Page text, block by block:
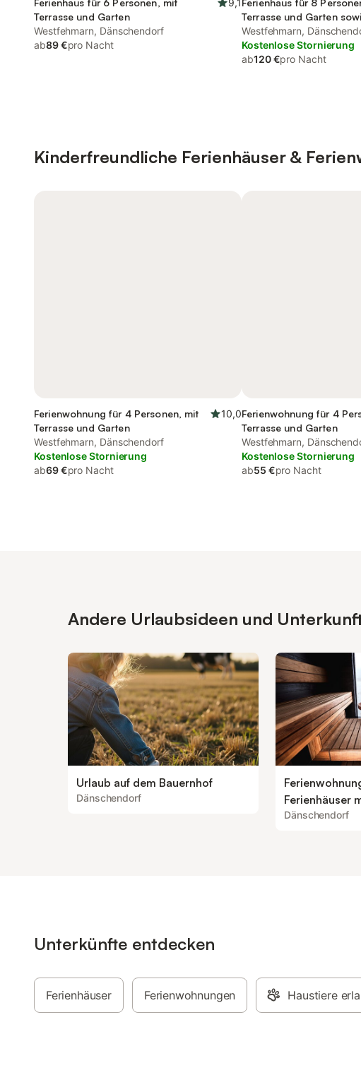
Ferienhaus für 6 Personen, mit
Terrasse und Garten
9,1
Westfehmarn, Dänschendorf
ab89 €pro Nacht
Ferienhaus für 8
Terrasse und Garten
Westfehmarn,
Kostenlose Stornierung
ab120 €pro Nacht
Kinderfreundliche Ferienhäuser &
Ferienwohnung für 4 Personen, mit
Terrasse und Garten
10,0
Westfehmarn, Dänschendorf
Kostenlose Stornierung
ab69 €pro Nacht
Ferienwohnung für 4
Terrasse und Garten
Westfehmarn,
Kostenlose Stornierung
ab55 €pro Nacht
Andere Urlaubsideen und
Urlaub auf dem Bauernhof
Dänschendorf
Ferienhäuser
Dänschendorf
Unterkünfte entdecken
Ferienhäuser Ferienwohnungen Haustiere